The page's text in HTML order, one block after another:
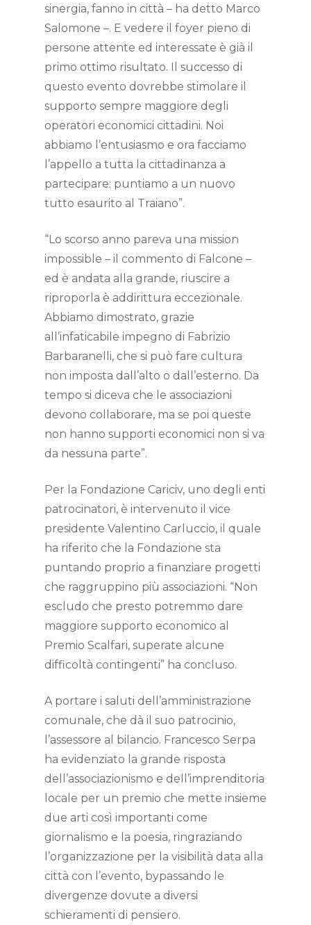
sinergia, fanno in città – ha detto Marco
Salomone –. E vedere il foyer pieno di
persone attente ed interessate è già il
primo ottimo risultato. Il successo di
questo evento dovrebbe stimolare il
supporto sempre maggiore degli
operatori economici cittadini. Noi
abbiamo l’entusiasmo e ora facciamo
l’appello a tutta la cittadinanza a
partecipare: puntiamo a un nuovo
tutto esaurito al Traiano”.
“Lo scorso anno pareva una mission
impossible – il commento di Falcone –
ed è andata alla grande, riuscire a
riproporla è addirittura eccezionale.
Abbiamo dimostrato, grazie
all’infaticabile impegno di Fabrizio
Barbaranelli, che si può fare cultura
non imposta dall’alto o dall’esterno. Da
tempo si diceva che le associazioni
devono collaborare, ma se poi queste
non hanno supporti economici non si va
da nessuna parte”.
Per la Fondazione Cariciv, uno degli enti
patrocinatori, è intervenuto il vice
presidente Valentino Carluccio, il quale
ha riferito che la Fondazione sta
puntando proprio a finanziare progetti
che raggruppino più associazioni. “Non
escludo che presto potremmo dare
maggiore supporto economico al
Premio Scalfari, superate alcune
difficoltà contingenti” ha concluso.
A portare i saluti dell’amministrazione
comunale, che dà il suo patrocinio,
l’assessore al bilancio. Francesco Serpa
ha evidenziato la grande risposta
dell’associazionismo e dell’imprenditoria
locale per un premio che mette insieme
due arti così importanti come
giornalismo e la poesia, ringraziando
l’organizzazione per la visibilità data alla
città con l’evento, bypassando le
divergenze dovute a diversi
schieramenti di pensiero.